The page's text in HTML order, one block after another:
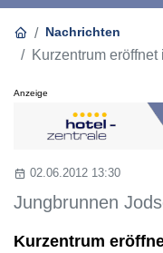
Nachrichten
Kurzentrum
Anzeige
02.06.2012 13:30
Jungbrunnen
Kurzentrum